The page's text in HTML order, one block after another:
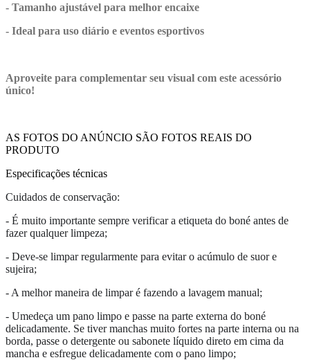
- Tamanho ajustável para melhor encaixe
- Ideal para uso diário e eventos esportivos
Aproveite para complementar seu visual com este acessório
único!
AS FOTOS DO ANÚNCIO SÃO FOTOS REAIS DO
PRODUTO
Especificações técnicas
Cuidados de conservação:
- É muito importante sempre verificar a etiqueta do boné antes de
fazer qualquer limpeza;
- Deve-se limpar regularmente para evitar o acúmulo de suor e
sujeira;
- A melhor maneira de limpar é fazendo a lavagem manual;
- Umedeça um pano limpo e passe na parte externa do boné
delicadamente. Se tiver manchas muito fortes na parte interna ou na
borda, passe o detergente ou sabonete líquido direto em cima da
mancha e esfregue delicadamente com o pano limpo;